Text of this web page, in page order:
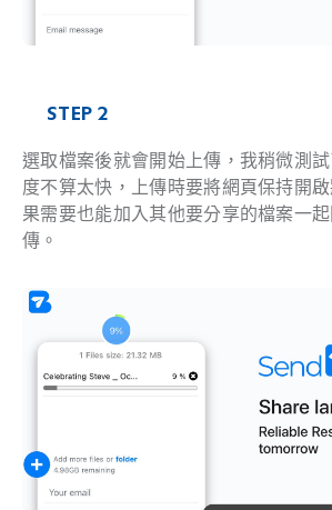
STEP 2
選取檔案後就會開始上傳，我稍微測
度不算太快，上傳時要將網頁保持開
果需要也能加入其他要分享的檔案一
傳。